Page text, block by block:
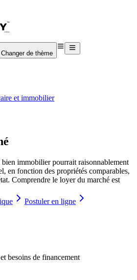
Changer de thème
et immobilier
immobilier pourrait raisonnablement
en fonction des propriétés comparables,
Comprendre le loyer du marché est
Postuler en ligne
besoins de financement